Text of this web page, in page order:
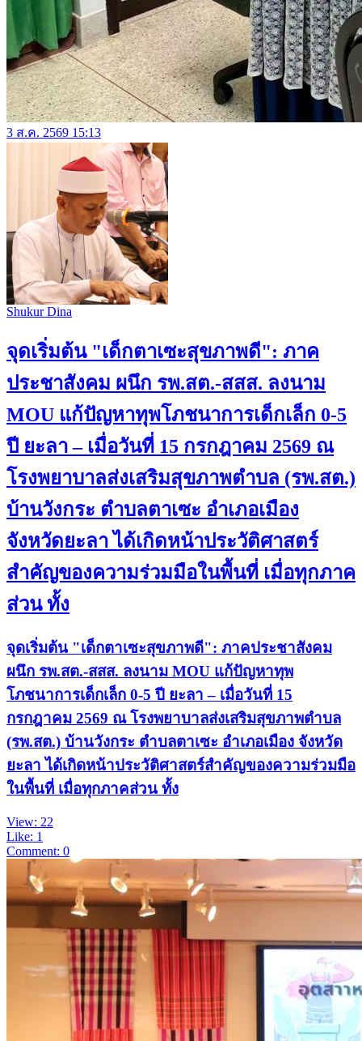
3 ส.ค. 2569 15:13
Shukur Dina
จุดเริ่มต้น "เด็กตาเซะสุขภาพดี": ภาค
ประชาสังคม ผนึก รพ.สต.-สสส. ลงนาม
MOU แก้ปัญหาทุพโภชนาการเด็กเล็ก 0-5
ปี ยะลา – เมื่อวันที่ 15 กรกฎาคม 2569 ณ
โรงพยาบาลส่งเสริมสุขภาพตำบล (รพ.สต.)
บ้านวังกระ ตำบลตาเซะ อำเภอเมือง
จังหวัดยะลา ได้เกิดหน้าประวัติศาสตร์
สำคัญของความร่วมมือในพื้นที่ เมื่อทุกภาค
ส่วน ทั้ง
จุดเริ่มต้น "เด็กตาเซะสุขภาพดี": ภาคประชาสังคม
ผนึก รพ.สต.-สสส. ลงนาม MOU แก้ปัญหาทุพ
โภชนาการเด็กเล็ก 0-5 ปี ยะลา – เมื่อวันที่ 15
กรกฎาคม 2569 ณ โรงพยาบาลส่งเสริมสุขภาพตำบล
(รพ.สต.) บ้านวังกระ ตำบลตาเซะ อำเภอเมือง จังหวัด
ยะลา ได้เกิดหน้าประวัติศาสตร์สำคัญของความร่วมมือ
ในพื้นที่ เมื่อทุกภาคส่วน ทั้ง
View: 22
Like: 1
Comment: 0